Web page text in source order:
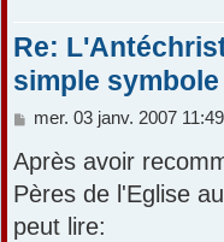
Re:
simple
M
s
s
a
g
mer. 03 janv. 2007 11:49
Après avoir
Pères de l'Eglise
peut lire: